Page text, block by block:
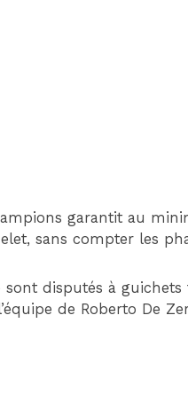
garantit au
sans compter les
sont disputés à
de Roberto De